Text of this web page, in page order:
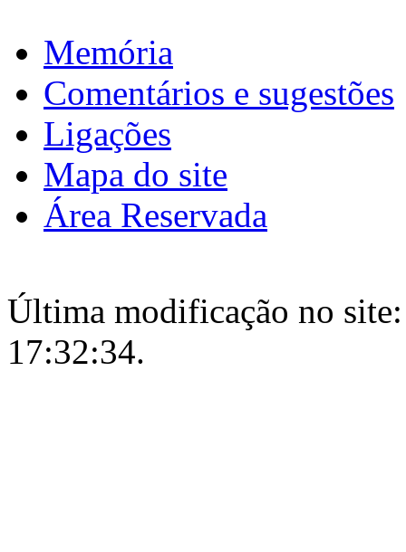
Memória
Comentários e sugestões
Ligações
Mapa do site
Área Reservada
Última modificação no
17:32:34.